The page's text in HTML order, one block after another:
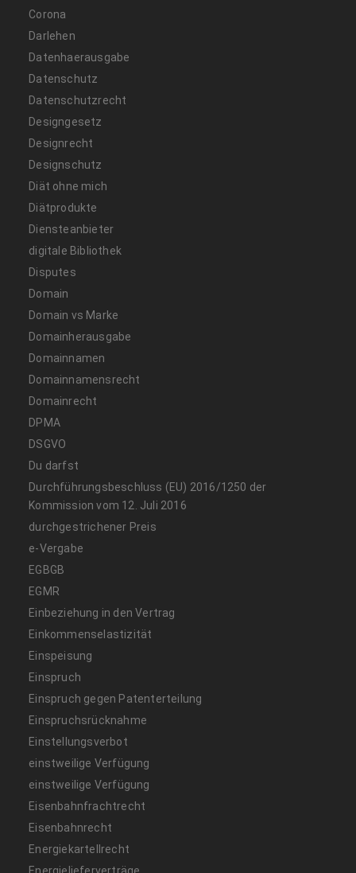
Corona
Darlehen
Datenhaerausgabe
Datenschutz
Datenschutzrecht
Designgesetz
Designrecht
Designschutz
Diät ohne mich
Diätprodukte
Diensteanbieter
digitale Bibliothek
Disputes
Domain
Domain vs Marke
Domainherausgabe
Domainnamen
Domainnamensrecht
Domainrecht
DPMA
DSGVO
Du darfst
Durchführungsbeschluss (EU) 2016/1250 der
Kommission vom 12. Juli 2016
durchgestrichener Preis
e-Vergabe
EGBGB
EGMR
Einbeziehung in den Vertrag
Einkommenselastizität
Einspeisung
Einspruch
Einspruch gegen Patenterteilung
Einspruchsrücknahme
Einstellungsverbot
einstweilige Verfügung
einstweilige Verfügung
Eisenbahnfrachtrecht
Eisenbahnrecht
Energiekartellrecht
Energielieferverträge